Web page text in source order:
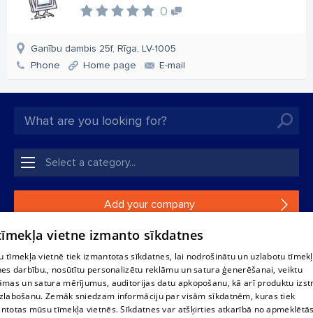
0
Ganību dambis 25f, Rīga, LV-1005
Phone
Home page E-mail
Add your company
If your company is not in our database, please fill in a
Reproduction, or distribution of 1188 database, its parts or the
information contained in the database, or parts of information in
vietne izmanto sīkdatnes
tīmekļa vietnē tiek izmantotas sīkdatnes, lai nodrošinātu un uzlabotu
darbību., nosūtītu personalizētu reklāmu un satura ģenerēšanai, veiktu
un satura mērījumus, auditorijas datu apkopošanu, kā arī produktu
Zemāk sniedzam informāciju par visām sīkdatnēm, kuras tiek
mūsu tīmekļa vietnēs. Sīkdatnes var atšķirties atkarībā no